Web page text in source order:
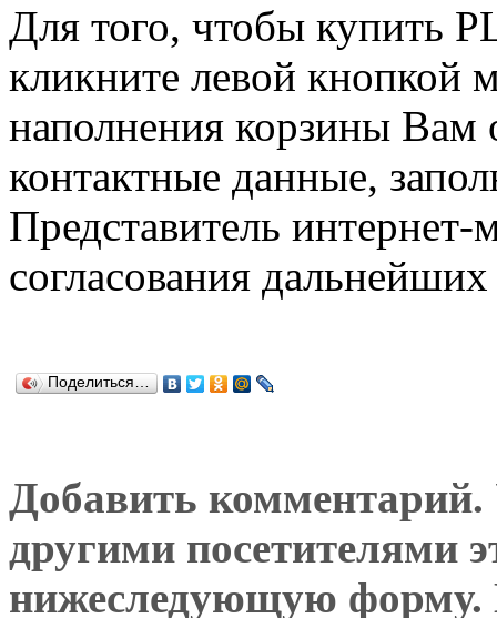
Для того, чтобы купить
кликните левой
наполнения корзины Вам
контактные данные,
Представитель
согласования
Поделиться…
Добавить комментарий.
другими посетителями
нижеследующую